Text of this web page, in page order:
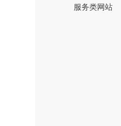
服务类网站